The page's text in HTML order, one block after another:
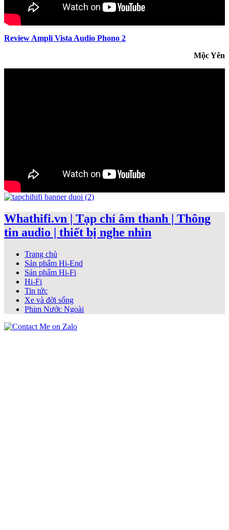
Review Ampli Vista Audio Phono 2
Mộc Yên
Whathifi.vn | Tạp chí âm thanh | Thông
tin audio | thiết bị nghe nhìn
Trang chủ
Sản phẩm Hi-End
Sản phẩm Hi-Fi
Hi-Fi
Tin tức
Xe và đời sống
Phim Nước Ngoài